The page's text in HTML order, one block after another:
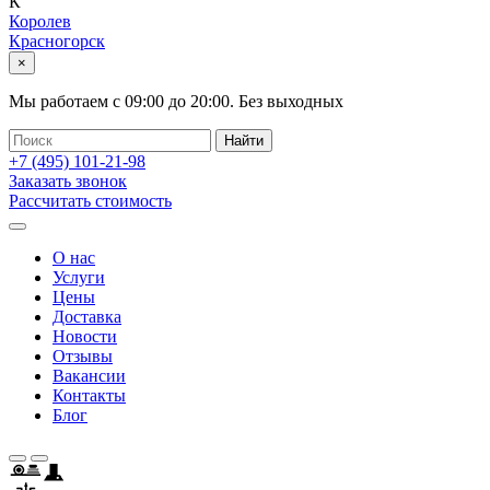
Королев
Красногорск
×
Мы работаем с 09:00 до 20:00. Без выходных
+7 (495) 101-21-98
Заказать звонок
Рассчитать стоимость
О нас
Услуги
Цены
Доставка
Новости
Отзывы
Вакансии
Контакты
Блог